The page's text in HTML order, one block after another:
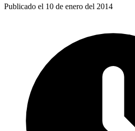
Publicado el 10 de enero del 2014